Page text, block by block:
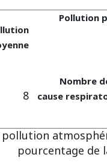
Pollution
Nombre
cause
8
pourcentage